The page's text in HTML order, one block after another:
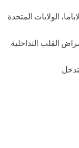
الولايات المتحدة
القلب التداخلية